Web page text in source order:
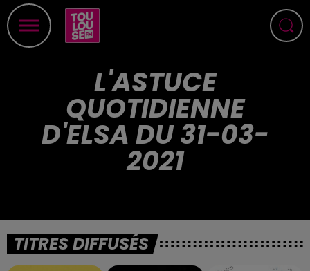
L'ASTUCE
QUOTIDIENNE
D'ELSA DU 31-03-
2021
TITRES DIFFUSÉS